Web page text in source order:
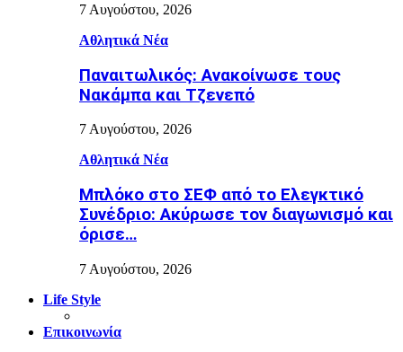
7 Αυγούστου, 2026
Αθλητικά Νέα
Παναιτωλικός: Ανακοίνωσε τους
Νακάμπα και Τζενεπό
7 Αυγούστου, 2026
Αθλητικά Νέα
Μπλόκο στο ΣΕΦ από το Ελεγκτικό
Συνέδριο: Ακύρωσε τον διαγωνισμό και
όρισε…
7 Αυγούστου, 2026
Life Style
Επικοινωνία